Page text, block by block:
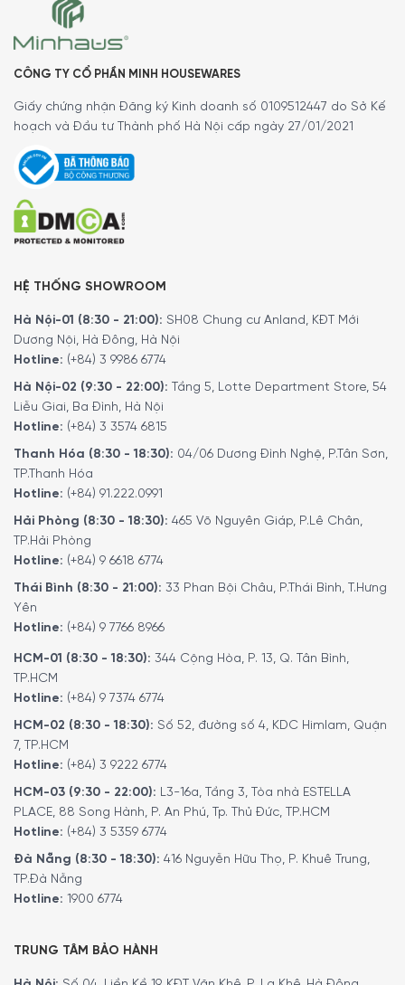
Chức năng này cực kì phù hợp khi sử dụng trong phòng có
điều hào hay phòng có trẻ nhỏ. Việc hẹn giờ giúp bạn có
được cảm giác an tâm. Cũng như tránh khỏi việc thức
Tránh những vấn đề như cảm lạnh hay nghẹt mũi vào ngày
hôm sau.
Tác dụng của máy xông tinh dầu WMF
Ambient Aroma Diffuser
Diệt khuẩn: sản phẩm có khả năng diệt các loại virut, vi
ẩm mốc, mùi của các hóa chất trong phòng mới hay
những không gian đã cũ,…
Có thể nhanh chóng phân giải các loại khí độc hại như:
khí Formaldehyde, khí Benzene, khí Amoniac…
Tạo hương thơm: tinh dầu mang đến hương thơm quyến
rũ, dễ chịu, cho bạn thử giãn đầu óc sau những giờ phút
làm việc mệt mỏi
Phong thủy: trong quá trình hoạt động, máy tạo ra các
luồng khí luân chuyển. Điều hòa cho không gian sống,
giúp bạn có một cuộc sống thoải mái hơn
CÔNG TY CỔ PHẦN MINH HOUSEWARES
Giấy chứng nhận Đăng ký Kinh doanh số 0109512447 do Sở Kế
hoạch và Đầu tư Thành phố Hà Nội cấp ngày 27/01/2021
HỆ THỐNG SHOWROOM
Hà Nội-01 (8:30 - 21:00): SH08 Chung cư Anland, KĐT Mới
Dương Nội, Hà Đông, Hà Nội
Hotline: (+84) 3 9986 6774
Hà Nội-02 (9:30 - 22:00): Tầng 5, Lotte Department Store, 54
Liễu Giai, Ba Đình, Hà Nội
Hotline: (+84) 3 3574 6815
Thanh Hóa (8:30 - 18:30): 04/06 Dương Đình Nghệ, P.Tân Sơn,
TP.Thanh Hóa
Hotline: (+84) 91.222.0991
Hải Phòng (8:30 - 18:30): 465 Võ Nguyên Giáp, P.Lê Chân,
TP.Hải Phòng
Hotline: (+84) 9 6618 6774
Thái Bình (8:30 - 21:00): 33 Phan Bội Châu, P.Thái Bình, T.Hưng
Yên
Hotline: (+84) 9 7766 8966
HCM-01 (8:30 - 18:30): 344 Cộng Hòa, P. 13, Q. Tân Bình,
TP.HCM
Hotline: (+84) 9 7374 6774
HCM-02 (8:30 - 18:30): Số 52, đường số 4, KDC Himlam, Quận
7, TP.HCM
Hotline: (+84) 3 9222 6774
HCM-03 (9:30 - 22:00): L3-16a, Tầng 3, Tòa nhà ESTELLA
PLACE, 88 Song Hành, P. An Phú, Tp. Thủ Đức, TP.HCM
Hotline: (+84) 3 5359 6774
Đà Nẵng (8:30 - 18:30): 416 Nguyễn Hữu Thọ, P. Khuê Trung,
TP.Đà Nẵng
Hotline: 1900 6774
TRUNG TÂM BẢO HÀNH